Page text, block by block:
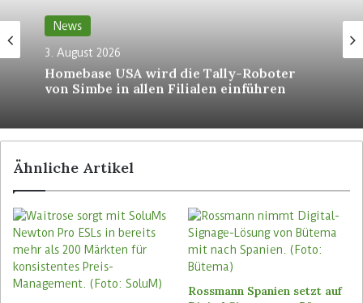
Großprojekten mit Unternehmen wie Kroger. Dort
stand der Aufbau automatisierter Fulfilment
Center im Mittelpunkt, in denen Online-
Bestellungen weitgehend automatisiert
kommissioniert werden. Asda setzt dagegen
Filialen, Dark Stores, Fulfilment-Hubs und
fürs Click&Collect werden weiter durch
Mitarbeiter in Asda-Stores und Fulfilment-Hubs
kommissioniert.
Für Ocado kommt der Asda-Auftrag nach einer
schwierigen Phase in Nordamerika. Kroger hatte
im November 2025 angekündigt, drei mit Ocado
News
3. August 2026
Homebase USA wird die Tally-Roboter
von Simbe in allen Filialen einführen
Ähnliche Artikel
Rossmann Spanien setzt auf